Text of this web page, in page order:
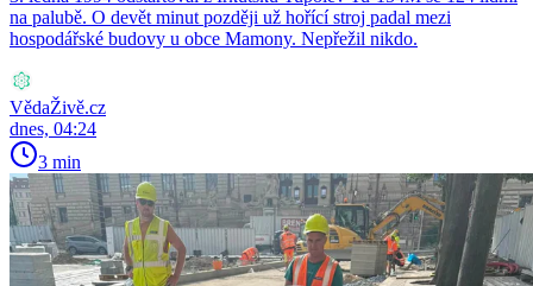
na palubě. O devět minut později už hořící stroj padal mezi
hospodářské budovy u obce Mamony. Nepřežil nikdo.
VědaŽivě.cz
dnes, 04:24
3 min